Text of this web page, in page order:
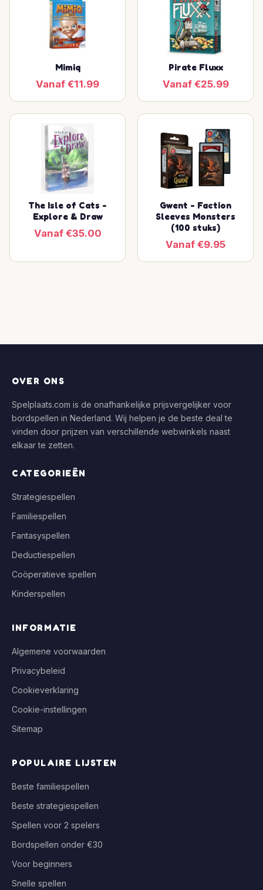
Mimiq
Vanaf €11.99
Pirate Fluxx
Vanaf €25.99
The Isle of Cats -
Explore & Draw
Vanaf €35.00
Gwent - Faction
Sleeves Monsters
(100 stuks)
Vanaf €9.95
OVER ONS
Spelplaats.com is de onafhankelijke prijsvergelijker voor
bordspellen in Nederland. Wij helpen je de beste deal te
vinden door prijzen van verschillende webwinkels naast
elkaar te zetten.
CATEGORIEËN
Strategiespellen
Familiespellen
Fantasyspellen
Deductiespellen
Coöperatieve spellen
Kinderspellen
INFORMATIE
Algemene voorwaarden
Privacybeleid
Cookieverklaring
Cookie-instellingen
Sitemap
POPULAIRE LIJSTEN
Beste familiespellen
Beste strategiespellen
Spellen voor 2 spelers
Bordspellen onder €30
Voor beginners
Snelle spellen